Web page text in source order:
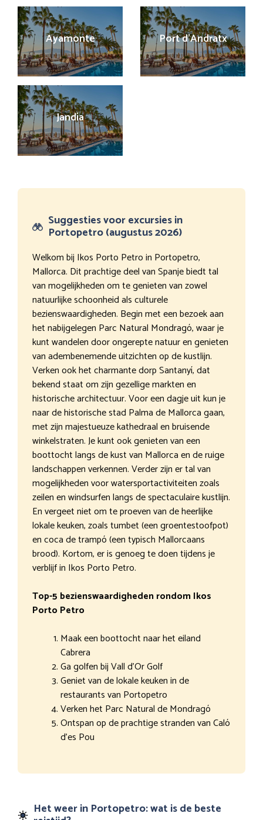
Ayamonte Port d’Andratx
Jandía
Suggesties voor excursies in
Portopetro (augustus 2026)
Welkom bij Ikos Porto Petro in Portopetro,
Mallorca. Dit prachtige deel van Spanje biedt tal
van mogelijkheden om te genieten van zowel
natuurlijke schoonheid als culturele
bezienswaardigheden. Begin met een bezoek aan
het nabijgelegen Parc Natural Mondragó, waar je
kunt wandelen door ongerepte natuur en genieten
van adembenemende uitzichten op de kustlijn.
Verken ook het charmante dorp Santanyí, dat
bekend staat om zijn gezellige markten en
historische architectuur. Voor een dagje uit kun je
naar de historische stad Palma de Mallorca gaan,
met zijn majestueuze kathedraal en bruisende
winkelstraten. Je kunt ook genieten van een
boottocht langs de kust van Mallorca en de ruige
landschappen verkennen. Verder zijn er tal van
mogelijkheden voor watersportactiviteiten zoals
zeilen en windsurfen langs de spectaculaire kustlijn.
En vergeet niet om te proeven van de heerlijke
lokale keuken, zoals tumbet (een groentestoofpot)
en coca de trampó (een typisch Mallorcaans
brood). Kortom, er is genoeg te doen tijdens je
verblijf in Ikos Porto Petro.
Top-5 bezienswaardigheden rondom Ikos
Porto Petro
Maak een boottocht naar het eiland
Cabrera
Ga golfen bij Vall d’Or Golf
Geniet van de lokale keuken in de
restaurants van Portopetro
Verken het Parc Natural de Mondragó
Ontspan op de prachtige stranden van Caló
d’es Pou
Het weer in Portopetro: wat is de beste